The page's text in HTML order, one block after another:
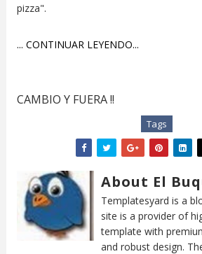
pizza".
... CONTINUAR LEYENDO...
CAMBIO Y FUERA !!
Tags
About El
Templatesyard is a
site is a provider of
template with
and robust design.